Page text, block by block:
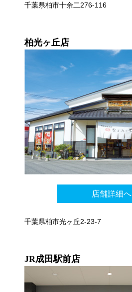
千葉県柏市十余二276-116
柏光ヶ丘店
店舗詳細へ
千葉県柏市光ヶ丘2-23-7
JR成田駅前店